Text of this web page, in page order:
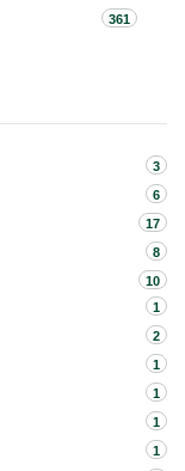
361
3
6
17
8
10
1
2
1
1
1
1